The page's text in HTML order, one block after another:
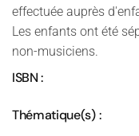
effectuée auprès
Les enfants ont été
non-musiciens.
ISBN :
Thématique(s) :